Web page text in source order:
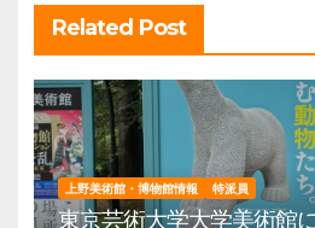
Related Post
上野美術館・博物館情報 特派員
東京芸術大学大学美術館